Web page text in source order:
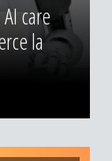
care
la